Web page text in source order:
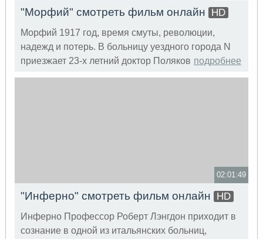
"Морфий​" смотреть фильм онлайн HD
Морфий 1917 год, время смуты, революции,
надежд и потерь. В больницу уездного города N
приезжает 23-х летний доктор Поляков подробнее
02:01:49
"Инферно" смотреть фильм онлайн HD
Инферно Профессор Роберт Лэнгдон приходит в
сознание в одной из итальянских больниц,